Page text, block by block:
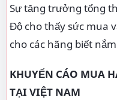
Sự tăng trưởng tổng
Độ cho thấy sức mua
cho các hãng biết
KHUYẾN CÁO MUA
TẠI VIỆT NAM